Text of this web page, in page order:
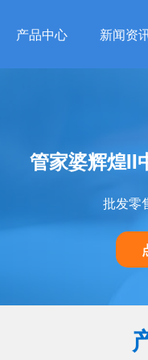
产品中心 新闻资
管家婆辉煌II
批发零